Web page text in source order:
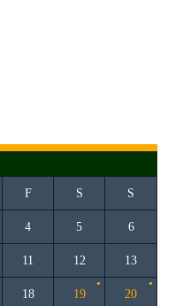
F S S
4 5 6
11 12 13
18 19 20